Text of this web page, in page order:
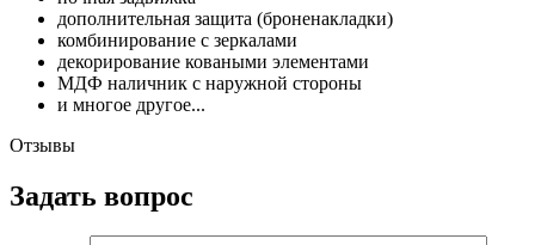
дополнительная защита (броненакладки)
комбинирование с зеркалами
декорирование коваными элементами
МДФ наличник с наружной стороны
и многое другое...
Отзывы
Задать вопрос